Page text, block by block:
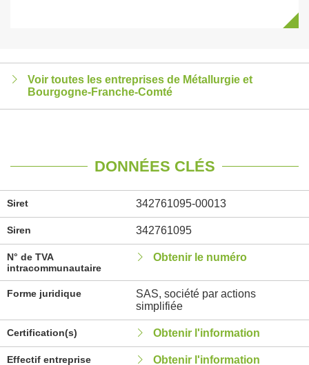
Voir toutes les entreprises de Métallurgie et
Bourgogne-Franche-Comté
DONNÉES CLÉS
Siret 342761095-00013
Siren 342761095
N° de TVA
intracommunautaire
Obtenir le numéro
Forme juridique
SAS, société par actions
simplifiée
Certification(s) Obtenir l'information
Effectif entreprise Obtenir l'information